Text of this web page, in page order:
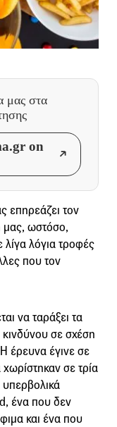
μας στα
on
επηρεάζει τον
μας, ωστόσο,
λόγια τροφές
που τον
να ταράξει τα
σε σχέση
έρευνα έγινε σε
χωρίστηκαν σε τρία
ένα που δεν
και ένα που